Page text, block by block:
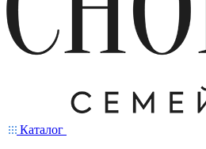
Каталог